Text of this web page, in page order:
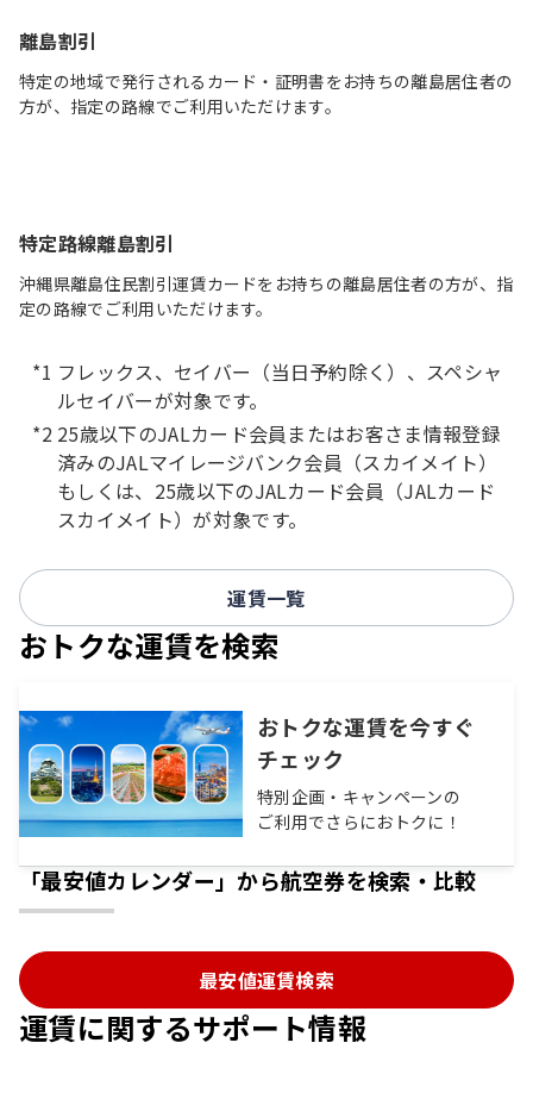
離島割引
特定の地域で発行されるカード・証明書をお持ちの離島居住者の
方が、指定の路線でご利用いただけます。
特定路線離島割引
沖縄県離島住民割引運賃カードをお持ちの離島居住者の方が、指
定の路線でご利用いただけます。
フレックス、セイバー（当日予約除く）、スペシャ
ルセイバーが対象です。
25歳以下のJALカード会員またはお客さま情報登録
済みのJALマイレージバンク会員（スカイメイト）
もしくは、25歳以下のJALカード会員（JALカード
スカイメイト）が対象です。
運賃一覧
おトクな運賃を検索
おトクな運賃を今すぐ
チェック
特別企画・キャンペーンの
ご利用でさらにおトクに！
「最安値カレンダー」から航空券を検索・比較
最安値運賃検索
運賃に関するサポート情報